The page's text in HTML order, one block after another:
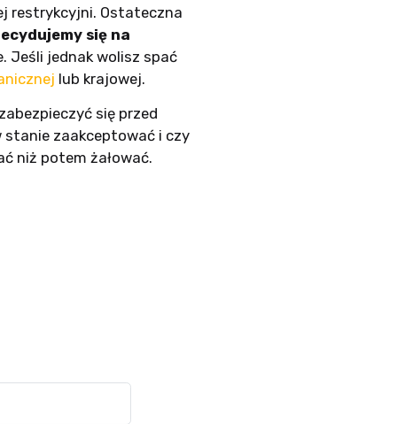
restrykcyjni. Ostateczna
się na
Jeśli jednak wolisz spać
lub krajowej.
się przed
zaakceptować i czy
niż potem żałować.